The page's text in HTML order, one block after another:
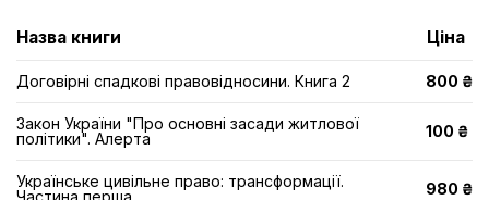
Назва книги Ціна
Договірні спадкові правовідносини. Книга 2 800 ₴
Закон України "Про основні засади житлової
політики". Алерта
100 ₴
Українське цивільне право: трансформації.
Частина перша
980 ₴